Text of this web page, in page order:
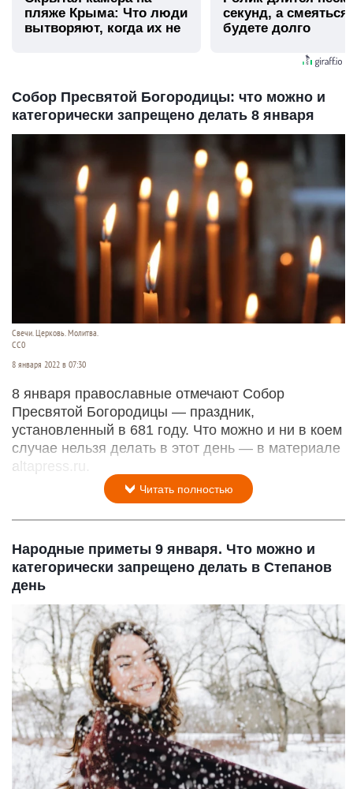
пляже Крыма: Что люди
вытворяют, когда их не
секунд, а
будете долго
Собор Пресвятой Богородицы: что можно и
категорически запрещено делать 8 января
Свечи. Церковь. Молитва.
СС0
8 января 2022 в 07:30
8 января православные отмечают Собор
Пресвятой Богородицы — праздник,
установленный в 681 году. Что можно и ни в коем
случае нельзя делать в этот день — в материале
altapress.ru.
Читать полностью
Народные приметы 9 января. Что можно и
категорически запрещено делать в Степанов
день